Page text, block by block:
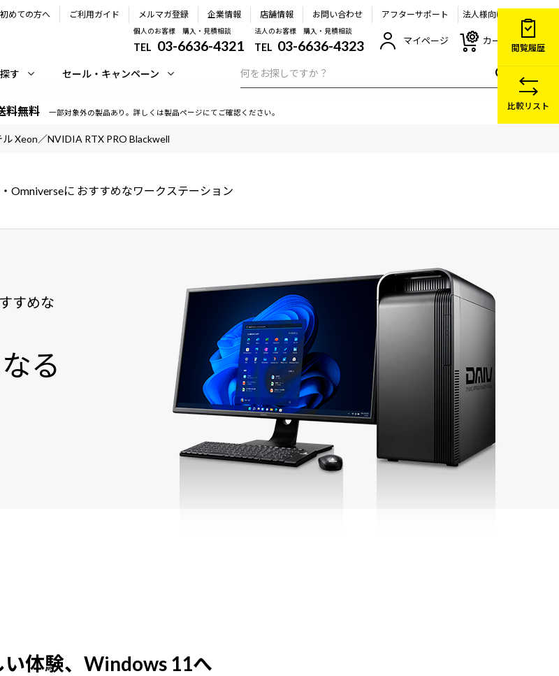
初めての方へ ご利用ガイド メルマガ登録 企業情報 店舗情報 お問い合わせ アフターサポート 法人様向け
個人のお客様 購入・見積相談
TEL 03-6636-4321
法人のお客様 購入・見積相談
TEL 03-6636-4323 マイページ カート
す セール・キャンペーン
料無料 一部対象外の製品あり。詳しくは製品ページにてご確認ください。
Xeon／NVIDIA RTX PRO Blackwell
Omniverseに おすすめなワークステーション
すめな
る
い体験、Windows 11へ
閲覧履歴
比較リスト